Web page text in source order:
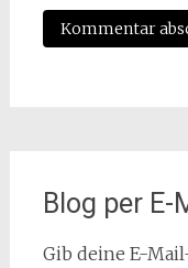
Blog per E-
Gib deine E-